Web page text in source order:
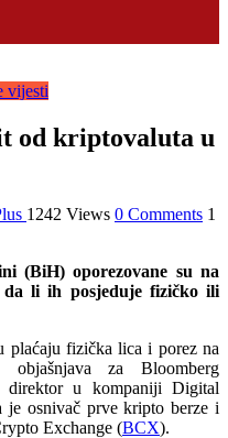
vijesti
od kriptovaluta u
1242 Views 0 Comments 1
(BiH) oporezovane su na
da li ih posjeduje fizičko ili
plaćaju fizička lica i porez na
za Bloomberg
direktor u kompaniji Digital
je osnivač prve kripto berze i
Exchange (BCX).